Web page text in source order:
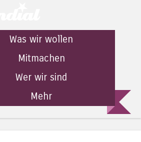
Was wir wollen
Mitmachen
Wer wir sind
Mehr